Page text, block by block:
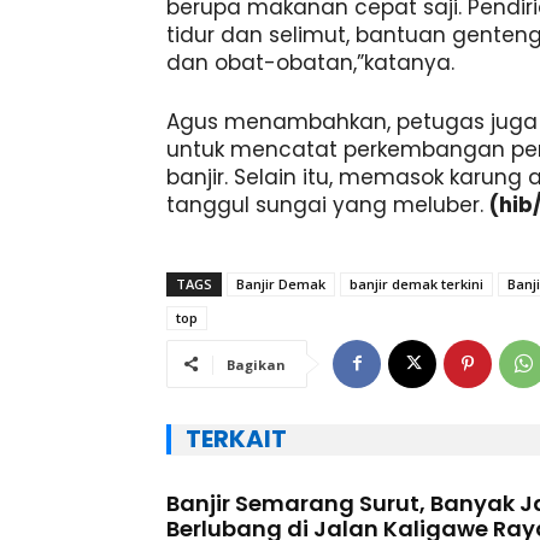
berupa makanan cepat saji.
tidur dan selimut, bantuan
dan obat-obatan,”katanya.
Agus menambahkan, petugas
untuk mencatat perkembangan
banjir. Selain itu, memasok karung
tanggul sungai yang meluber.
TAGS Banjir Demak banjir demak terkini
top
Bagikan
TERKAIT
Banjir Semarang Surut, Banyak
Berlubang di Jalan Kaligawe